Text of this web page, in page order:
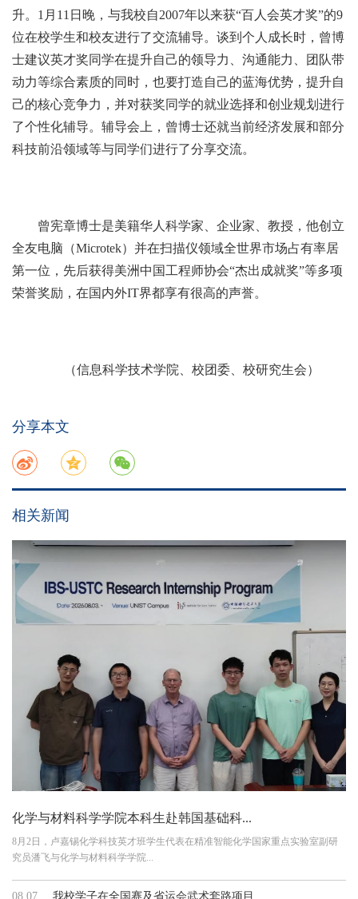
升。1月11日晚，与我校自2007年以来获“百人会英才奖”的9
位在校学生和校友进行了交流辅导。谈到个人成长时，曾博
士建议英才奖同学在提升自己的领导力、沟通能力、团队带
动力等综合素质的同时，也要打造自己的蓝海优势，提升自
己的核心竞争力，并对获奖同学的就业选择和创业规划进行
了个性化辅导。辅导会上，曾博士还就当前经济发展和部分
科技前沿领域等与同学们进行了分享交流。
曾宪章博士是美籍华人科学家、企业家、教授，他创立
全友电脑（Microtek）并在扫描仪领域全世界市场占有率居
第一位，先后获得美洲中国工程师协会“杰出成就奖”等多项
荣誉奖励，在国内外IT界都享有很高的声誉。
（信息科学技术学院、校团委、校研究生会）
分享本文
相关新闻
化学与材料科学学院本科生赴韩国基础科...
8月2日，卢嘉锡化学科技英才班学生代表在精准智能化学国家重点实验室副研
究员潘飞与化学与材料科学学院...
08.07 我校学子在全国赛及省运会武术套路项目...